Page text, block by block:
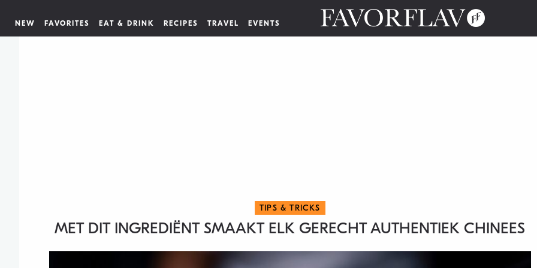
NEW FAVORITES EAT & DRINK RECIPES TRAVEL EVENTS
TIPS & TRICKS
MET DIT INGREDIËNT SMAAKT ELK GERECHT AUTHENTIEK CHINEES